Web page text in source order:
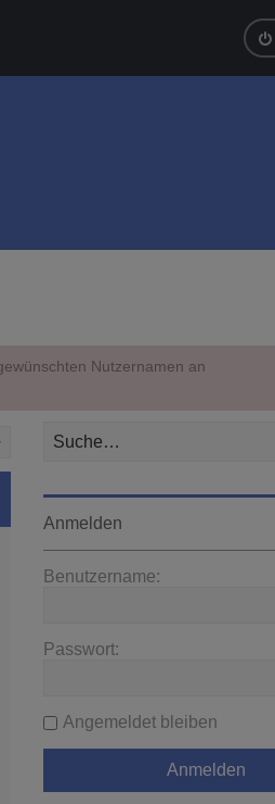
Nutzernamen an
Nächste
Anmelden
Benutzername:
Passwort:
Angemeldet bleiben